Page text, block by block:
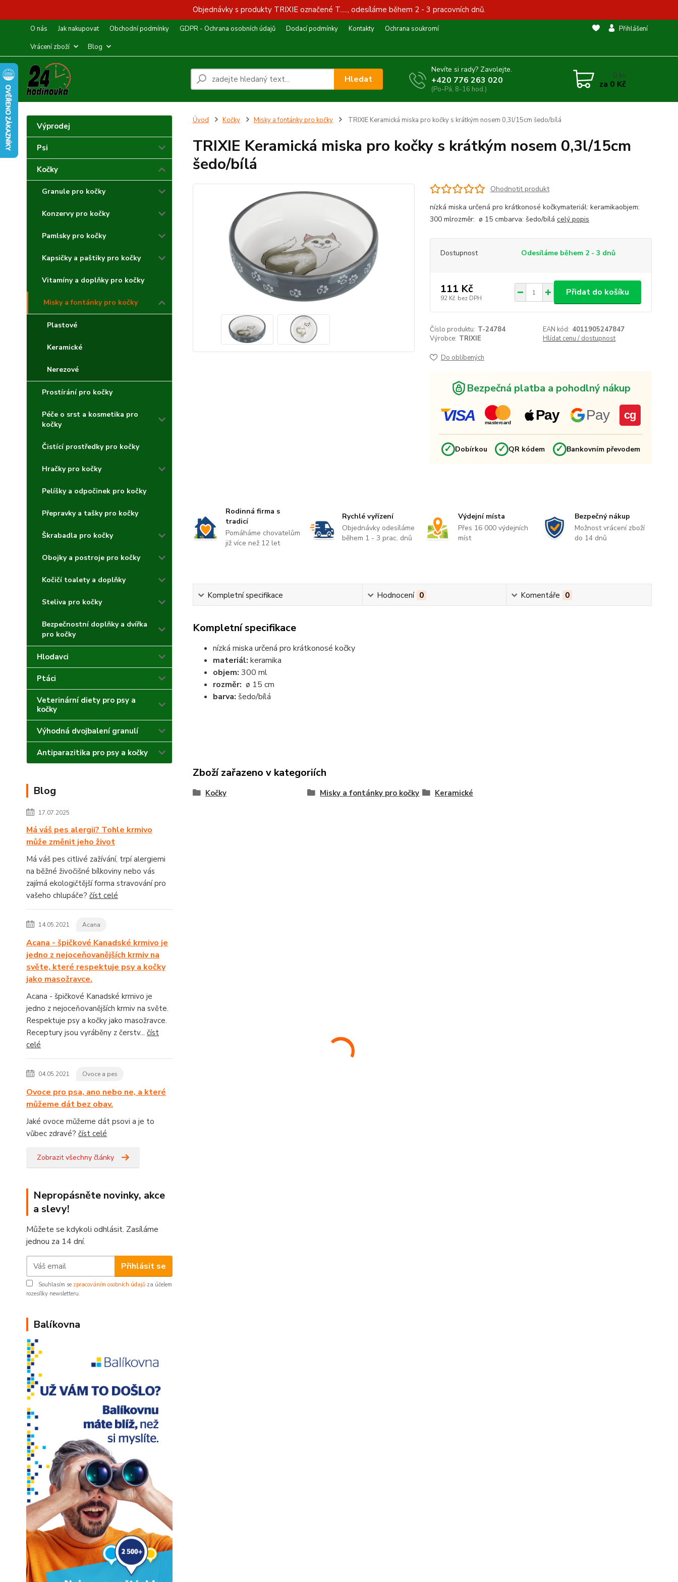
Objednávky s produkty TRIXIE označené T....., odesíláme během 2 - 3 pracovních dnů.
O nás Jak nakupovat Obchodní podmínky GDPR - Ochrana osobních údajů Dodací podmínky Kontakty
Ochrana soukromí
Vrácení zboží
Blog
Přihlášení
Hledat
Nevíte si rady? Zavolejte.
+420 776 263 020
(Po-Pá, 8-16 hod.)
0 ks
za 0 Kč
Výprodej
Psi
Kočky
Granule pro kočky
Konzervy pro kočky
Pamlsky pro kočky
Kapsičky a paštiky pro kočky
Vitamíny a doplňky pro kočky
Misky a fontánky pro kočky
Plastové
Keramické
Nerezové
Prostírání pro kočky
Péče o srst a kosmetika pro
kočky
Čistící prostředky pro kočky
Hračky pro kočky
Pelíšky a odpočinek pro kočky
Přepravky a tašky pro kočky
Škrabadla pro kočky
Obojky a postroje pro kočky
Kočičí toalety a doplňky
Steliva pro kočky
Bezpečnostní doplňky a dvířka
pro kočky
Hlodavci
Ptáci
Veterinární diety pro psy a
kočky
Výhodná dvojbalení granulí
Antiparazitika pro psy a kočky
Blog
17.07.2025
Má váš pes alergii? Tohle krmivo
může změnit jeho život
Má váš pes citlivé zažívání, trpí alergiemi
na běžné živočišné bílkoviny nebo vás
zajímá ekologičtější forma stravování pro
vašeho chlupáče? číst celé
14.05.2021 Acana
Acana - špičkové Kanadské krmivo je
jedno z nejoceňovanějších krmiv na
světe, které respektuje psy a kočky
jako masožravce.
Acana - špičkové Kanadské krmivo je
jedno z nejoceňovanějších krmiv na světe.
Respektuje psy a kočky jako masožravce.
Receptury jsou vyráběny z čerstv... číst
celé
04.05.2021 Ovoce a pes
Ovoce pro psa, ano nebo ne, a které
můžeme dát bez obav.
Jaké ovoce můžeme dát psovi a je to
vůbec zdravé? číst celé
Zobrazit všechny články
Nepropásněte novinky, akce
a slevy!
Můžete se kdykoli odhlásit. Zasíláme
jednou za 14 dní.
Přihlásit se
Souhlasím se zpracováním osobních údajů za účelem
rozesílky newsletteru.
Balíkovna
Úvod Kočky Misky a fontánky pro kočky TRIXIE Keramická miska pro kočky s krátkým nosem 0,3l/15cm šedo/bílá
TRIXIE Keramická miska pro kočky s krátkým nosem 0,3l/15cm
šedo/bílá
Ohodnotit produkt
nízká miska určená pro krátkonosé kočkymateriál: keramikaobjem:
300 mlrozměr: ø 15 cmbarva: šedo/bílá celý popis
Dostupnost Odesíláme během 2 - 3 dnů
111 Kč
92 Kč bez DPH
Přidat do košíku
Číslo produktu: T-24784 EAN kód: 4011905247847
Výrobce: TRIXIE Hlídat cenu / dostupnost
Do oblíbených
Bezpečná platba a pohodlný nákup
VISA mastercard Pay Pay cg
✓ Dobírkou ✓ QR kódem ✓ Bankovním převodem
Rodinná firma s
tradicí
Pomáháme chovatelům
již více než 12 let
Rychlé vyřízení
Objednávky odesíláme
během 1 - 3 prac. dnů
Výdejní místa
Přes 16 000 výdejních
míst
Bezpečný nákup
Možnost vrácení zboží
do 14 dnů
Kompletní specifikace Hodnocení 0 Komentáře 0
Kompletní specifikace
nízká miska určená pro krátkonosé kočky
materiál: keramika
objem: 300 ml
rozměr: ø 15 cm
barva: šedo/bílá
Zboží zařazeno v kategoriích
Kočky Misky a fontánky pro kočky Keramické